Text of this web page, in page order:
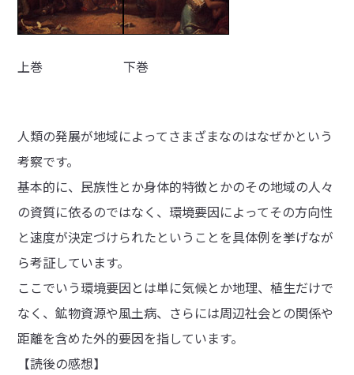
上巻 下巻
人類の発展が地域によってさまざまなのはなぜかという
考察です。
基本的に、民族性とか身体的特徴とかのその地域の人々
の資質に依るのではなく、環境要因によってその方向性
と速度が決定づけられたということを具体例を挙げなが
ら考証しています。
ここでいう環境要因とは単に気候とか地理、植生だけで
なく、鉱物資源や風土病、さらには周辺社会との関係や
距離を含めた外的要因を指しています。
【読後の感想】